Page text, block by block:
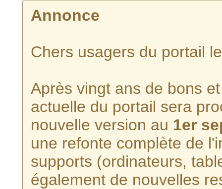
Annonce
Chers usagers du portail
Après vingt ans de bons
actuelle du portail sera
nouvelle version au 1er
une refonte complète de
supports (ordinateurs,
également de nouvelles